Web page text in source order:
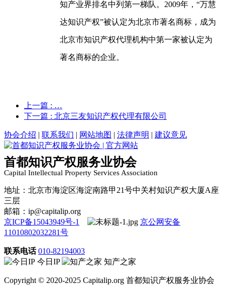
知产业界排名中列第一梯队。2009年，“万慧
达知识产权”被认定为北京市著名商标，成为
北京市知识产权代理机构中第一家被认定为
著名商标的企业。
上一篇 : …
下一篇 : 北京三友知识产权代理有限公司
协会介绍 | 联系我们 | 网站地图 | 法律声明 | 建议意见
首都知识产权服务业协会
Capital Intellectual Property Services Association
地址：北京市海淀区海淀南路甲21号中关村知识产权大厦A座
三层
邮箱：ip@capitalip.org
京ICP备15043949号-1
京公网安备
11010802032281号
联系电话 010-82194003
今日IP
知产之家
Copyright © 2020-2025 Capitalip.org 首都知识产权服务业协会